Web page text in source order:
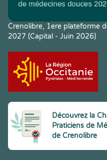
Crenolibre, 1ere plateforme
2027 (Capital - Juin 2026)
Découvrez la
Praticiens de
de Crenolibre